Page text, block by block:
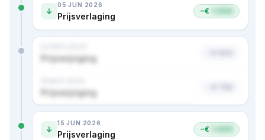
05 JUN 2026
Prijsverlaging −€
Prijswijziging
Prijswijziging
Nog 1 prijs verborgen · bekijk in premium
15 JUN 2026
Prijsverlaging −€